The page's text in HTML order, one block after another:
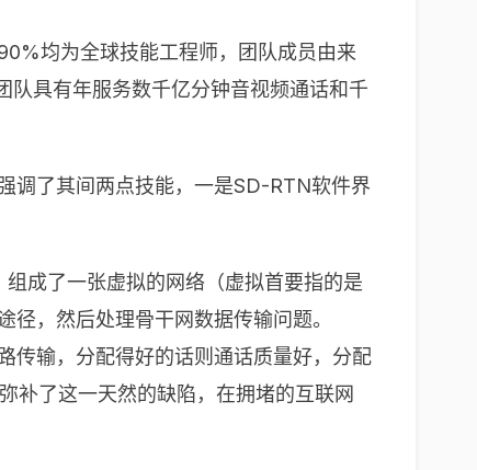
均为全球技能工程师，团队成员由来
具有年服务数千亿分钟音视频通话和千
调了其间两点技能，一是SD-RTN软件界
成了一张虚拟的网络（虚拟首要指的是
，然后处理骨干网数据传输问题。
传输，分配得好的话则通话质量好，分配
补了这一天然的缺陷，在拥堵的互联网